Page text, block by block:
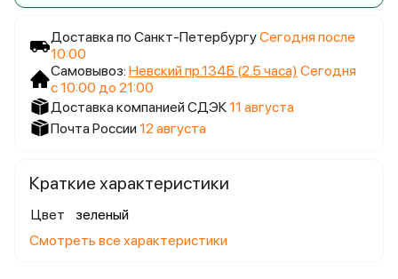
Доставка по Санкт-ПетербургуСегодня после
10:00
Самовывоз: Невский пр.134Б (2.5 часа) Сегодня
с 10:00 до 21:00
Доставка компанией СДЭК11 августа
Почта России 12 августа
Краткие характеристики
Цвет
зеленый
Смотреть все характеристики